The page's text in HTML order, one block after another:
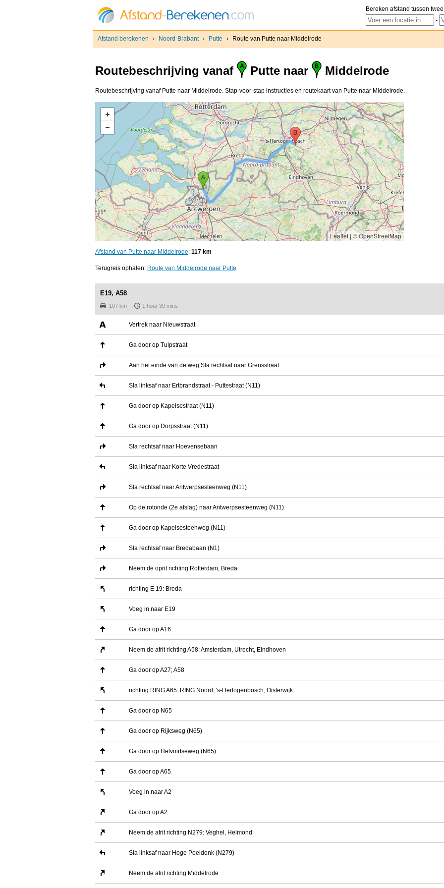
Bereken afstand tussen
-
Afstand berekenen › Noord-Brabant › Putte › Route van Putte naar Middelrode
Routebeschrijving vanaf Putte naar Middelrode
Routebeschrijving vanaf Putte naar Middelrode. Stap-voor-stap instructies en routekaart van Putte naar Middelrode.
Leaflet |© OpenStreetMap
Afstand van Putte naar Middelrode: 117 km
Terugreis ophalen: Route van Middelrode naar Putte
E19, A58
107 km 1 hour 30 mins
Vertrek naar Nieuwstraat
Ga door op Tulpstraat
Aan het einde van de weg Sla rechtsaf naar Grensstraat
Sla linksaf naar Ertbrandstraat - Puttestraat (N11)
Ga door op Kapelsestraat (N11)
Ga door op Dorpsstraat (N11)
Sla rechtsaf naar Hoevensebaan
Sla linksaf naar Korte Vredestraat
Sla rechtsaf naar Antwerpsesteenweg (N11)
Op de rotonde (2e afslag) naar Antwerpsesteenweg (N11)
Ga door op Kapelsesteenweg (N11)
Sla rechtsaf naar Bredabaan (N1)
Neem de oprit richting Rotterdam, Breda
richting E 19: Breda
Voeg in naar E19
Ga door op A16
Neem de afrit richting A58: Amsterdam, Utrecht, Eindhoven
Ga door op A27; A58
richting RING A65: RING Noord, 's-Hertogenbosch, Oisterwijk
Ga door op N65
Ga door op Rijksweg (N65)
Ga door op Helvoirtseweg (N65)
Ga door op A65
Voeg in naar A2
Ga door op A2
Neem de afrit richting N279: Veghel, Helmond
Sla linksaf naar Hoge Poeldonk (N279)
Neem de afrit richting Middelrode